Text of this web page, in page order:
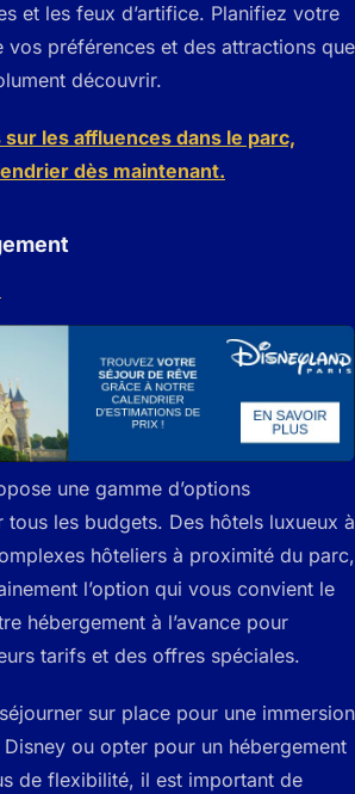
et les feux d’artifice. Planifiez votre
préférences et des attractions que
découvrir.
les affluences dans le parc,
dès maintenant.
une gamme d’options
tous les budgets. Des hôtels luxueux à
hôteliers à proximité du parc,
l’option qui vous convient le
hébergement à l’avance pour
tarifs et des offres spéciales.
sur place pour une immersion
Disney ou opter pour un hébergement
de flexibilité, il est important de